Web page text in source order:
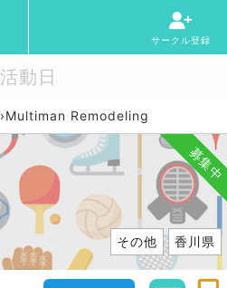
サークル登録
活動日
›Multiman Remodeling
募集中
その他 香川県